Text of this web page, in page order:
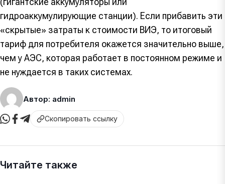
гидроаккумулирующие станции). Если прибавить эти
«скрытые» затраты к стоимости ВИЭ, то итоговый
тариф для потребителя окажется значительно выше,
чем у АЭС, которая работает в постоянном режиме и
не нуждается в таких системах.
Автор: admin
Скопировать ссылку
Читайте также